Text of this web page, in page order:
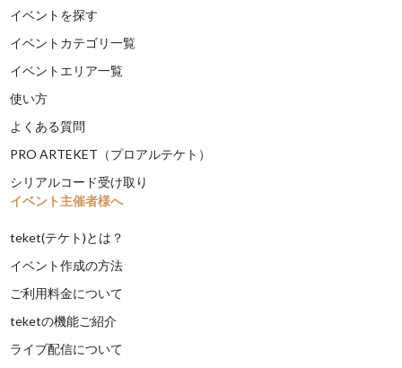
イベントを探す
イベントカテゴリ一覧
イベントエリア一覧
使い方
よくある質問
PRO ARTEKET（プロアルテケト）
シリアルコード受け取り
イベント主催者様へ
teket(テケト)とは？
イベント作成の方法
ご利用料金について
teketの機能ご紹介
ライブ配信について